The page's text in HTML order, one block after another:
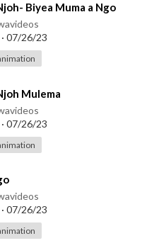
Biyea Muma a Ngo
· 07/26/23
Mulema
· 07/26/23
· 07/26/23